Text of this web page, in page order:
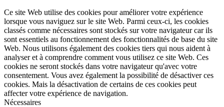
Ce site Web utilise des cookies pour améliorer votre expérience
lorsque vous naviguez sur le site Web. Parmi ceux-ci, les cookies
classés comme nécessaires sont stockés sur votre navigateur car ils
sont essentiels au fonctionnement des fonctionnalités de base du site
Web. Nous utilisons également des cookies tiers qui nous aident à
analyser et à comprendre comment vous utilisez ce site Web. Ces
cookies ne seront stockés dans votre navigateur qu'avec votre
consentement. Vous avez également la possibilité de désactiver ces
cookies. Mais la désactivation de certains de ces cookies peut
affecter votre expérience de navigation.
Nécessaires